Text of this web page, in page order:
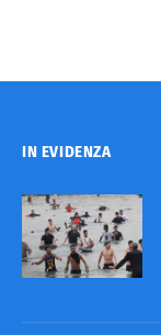
IN EVIDENZA